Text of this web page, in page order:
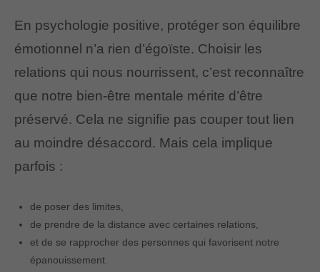
En psychologie positive, protéger son équilibre
émotionnel n’a rien d’égoïste. Choisir les
relations qui nous nourrissent, c’est reconnaître
que notre bien-être mentale mérite d’être
préservé. Cela ne signifie pas couper tout lien
au moindre désaccord. Mais cela implique
parfois :
de poser des limites,
de prendre de la distance avec certaines relations,
et de se rapprocher des personnes qui favorisent notre
épanouissement.